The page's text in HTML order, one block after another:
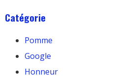
Catégorie
Pomme
Google
Honneur